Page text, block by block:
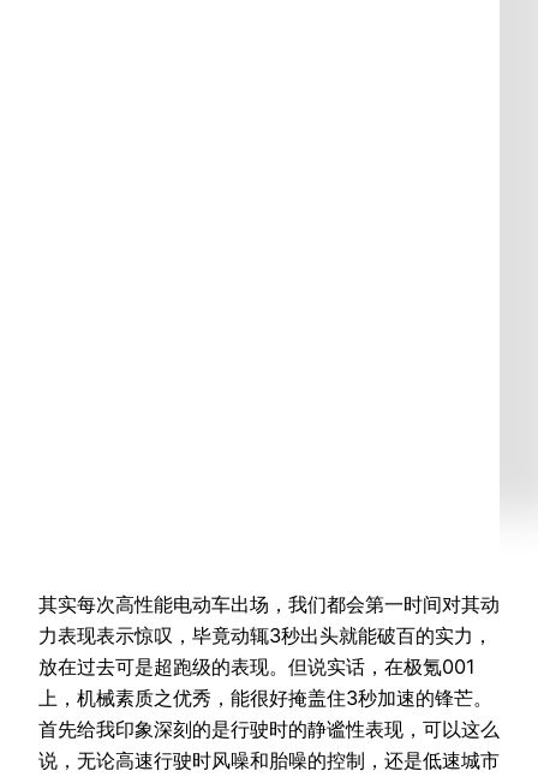
其实每次高性能电动车出场，我们都会第一时间对其动
力表现表示惊叹，毕竟动辄3秒出头就能破百的实力，
放在过去可是超跑级的表现。但说实话，在极氪001
上，机械素质之优秀，能很好掩盖住3秒加速的锋芒。
首先给我印象深刻的是行驶时的静谧性表现，可以这么
说，无论高速行驶时风噪和胎噪的控制，还是低速城市